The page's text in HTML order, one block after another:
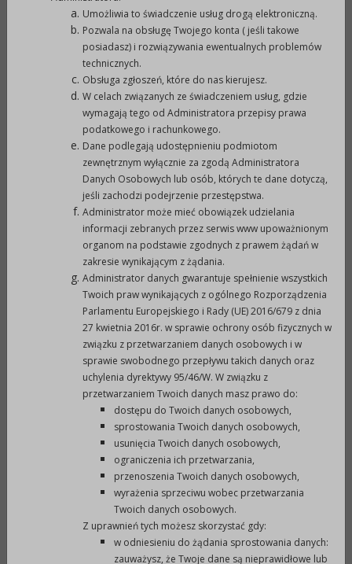
Druk nr 899 - Projekt uchwały w sprawie
obciążenia nieruchomości gruntowej.pdf (810,17KB)
Druk nr 900 - Projekt uchwały w sprawie zamiany
nieruchomości zabudowanych.pdf (237,31KB)
Druk nr 901 - Projekt uchwały w sprawie
przystąpienia do sporządzenia zmiany miejscowego
planu zagospodarowania przestrzennego
obejmującego obszar części wsi Niemysłowice, części
wsi Rudziczka...pdf (2,75MB)
Załacznik nr 1 do druku nr 902.pdf (2,02MB)
Druk nr 902 - Projekt uchwały w sprawie
uchwalenia zmiany studium uwarunkowań i
kierunków zagospodarowania przestrzennego gminy
Prudnik.pdf (2,35MB)
Druk nr 903 - Projekt uchwły w sprawie określenia
kryteriów, dokumentów niezbędnych do
potwierdzenia tych kryteriów oraz wartości punktów
branych pod uwagę w drugim etapie postępowania
....pdf (1,47MB)
Druk nr 904 - Projekt uchwały w sprawei trybu
udzielania i rozliczania dotacji dla publicznych szkół
oraz publicznych i niepublicznych przedszkoli
prowadzonych na terenie Gminy Prudnik przez osoby
fizyczne lub ososby prawne niebędące ....pdf (3,83MB)
Umożliwia to świadczenie usług drogą elektroniczną.
Pozwala na obsługę Twojego konta ( jeśli takowe
posiadasz) i rozwiązywania ewentualnych problemów
technicznych.
Obsługa zgłoszeń, które do nas kierujesz.
W celach związanych ze świadczeniem usług, gdzie
wymagają tego od Administratora przepisy prawa
podatkowego i rachunkowego.
Dane podlegają udostępnieniu podmiotom
zewnętrznym wyłącznie za zgodą Administratora
Danych Osobowych lub osób, których te dane dotyczą,
jeśli zachodzi podejrzenie przestępstwa.
Administrator może mieć obowiązek udzielania
informacji zebranych przez serwis www upoważnionym
organom na podstawie zgodnych z prawem żądań w
zakresie wynikającym z żądania.
Administrator danych gwarantuje spełnienie wszystkich
Twoich praw wynikających z ogólnego Rozporządzenia
Parlamentu Europejskiego i Rady (UE) 2016/679 z dnia
27 kwietnia 2016r. w sprawie ochrony osób fizycznych w
związku z przetwarzaniem danych osobowych i w
sprawie swobodnego przepływu takich danych oraz
uchylenia dyrektywy 95/46/W. W związku z
przetwarzaniem Twoich danych masz prawo do:
dostępu do Twoich danych osobowych,
sprostowania Twoich danych osobowych,
usunięcia Twoich danych osobowych,
ograniczenia ich przetwarzania,
przenoszenia Twoich danych osobowych,
wyrażenia sprzeciwu wobec przetwarzania
Twoich danych osobowych.
Z uprawnień tych możesz skorzystać gdy:
w odniesieniu do żądania sprostowania danych:
zauważysz, że Twoje dane są nieprawidłowe lub